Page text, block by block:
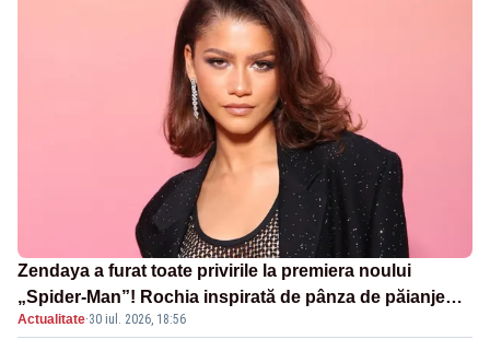
Zendaya a furat toate privirile la premiera noului
„Spider-Man”! Rochia inspirată de pânza de păianjen a
făcut senzație
Actualitate·30 iul. 2026, 18:56